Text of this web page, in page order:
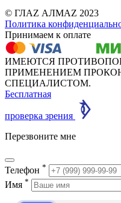
© ГЛАZ АЛМАZ 2023
Политика
Принимаем к оплате
ИМЕЮТСЯ
ПРИМЕНЕНИЕМ
СПЕЦИАЛИСТОМ.
Бесплатная
проверка зрения
Перезвоните мне
Телефон *
Имя *